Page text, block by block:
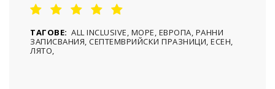
ТАГОВЕ: ALL INCLUSIVE, МОРЕ, ЕВРОПА, РАННИ
ЗАПИСВАНИЯ, СЕПТЕМВРИЙСКИ ПРАЗНИЦИ, ЕСЕН,
ЛЯТО,